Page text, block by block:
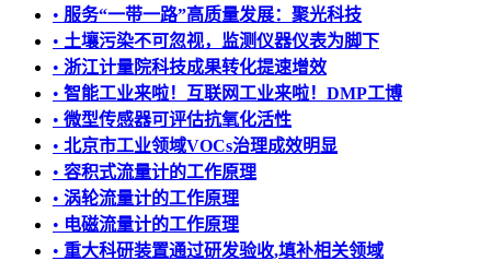
• 服务“一带一路”高质量发展：聚光科技
• 土壤污染不可忽视，监测仪器仪表为脚下
• 浙江计量院科技成果转化提速增效
• 智能工业来啦！互联网工业来啦！DMP工博
• 微型传感器可评估抗氧化活性
• 北京市工业领域VOCs治理成效明显
• 容积式流量计的工作原理
• 涡轮流量计的工作原理
• 电磁流量计的工作原理
• 重大科研装置通过研发验收,填补相关领域